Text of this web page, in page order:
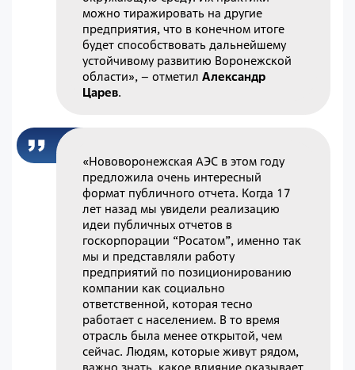
можно тиражировать на другие
предприятия, что в конечном итоге
будет способствовать дальнейшему
устойчивому развитию Воронежской
области», – отметилАлександр
Царев.
«Нововоронежская АЭС в этом году
предложила очень интересный
формат публичного отчета. Когда 17
лет назад мы увидели реализацию
идеи публичных отчетов в
госкорпорации “Росатом”, именно так
мы и представляли работу
предприятий по позиционированию
компании как социально
ответственной, которая тесно
работает с населением. В то время
отрасль была менее открытой, чем
сейчас. Людям, которые живут рядом,